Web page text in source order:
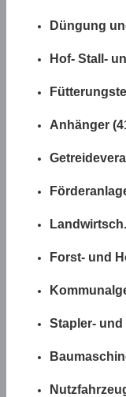
Düngung
Hof- Stall-
Anhänger
Forst- und
Stapler-